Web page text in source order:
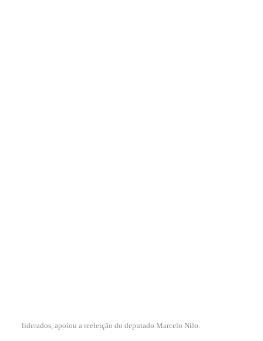
liderados, apoiou a reeleição do deputado Marcelo Nilo.